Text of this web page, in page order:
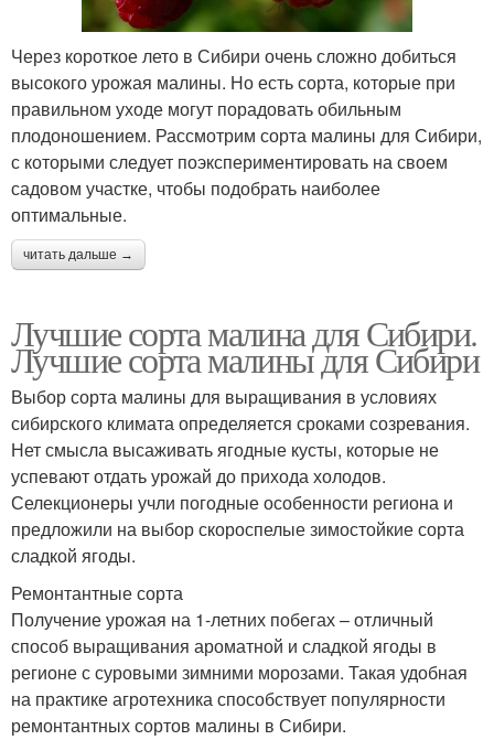
Через короткое лето в Сибири очень сложно добиться
высокого урожая малины. Но есть сорта, которые при
правильном уходе могут порадовать обильным
плодоношением. Рассмотрим сорта малины для Сибири,
с которыми следует поэкспериментировать на своем
садовом участке, чтобы подобрать наиболее
оптимальные.
читать дальше →
Лучшие сорта малина для Сибири.
Лучшие сорта малины для Сибири
Выбор сорта малины для выращивания в условиях
сибирского климата определяется сроками созревания.
Нет смысла высаживать ягодные кусты, которые не
успевают отдать урожай до прихода холодов.
Селекционеры учли погодные особенности региона и
предложили на выбор скороспелые зимостойкие сорта
сладкой ягоды.
Ремонтантные сорта
Получение урожая на 1-летних побегах – отличный
способ выращивания ароматной и сладкой ягоды в
регионе с суровыми зимними морозами. Такая удобная
на практике агротехника способствует популярности
ремонтантных сортов малины в Сибири.